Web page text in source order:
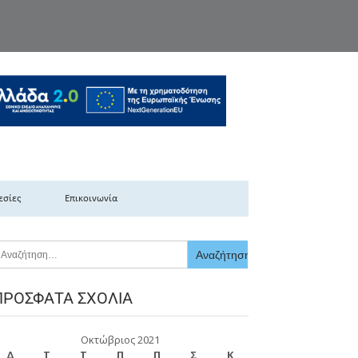
Ελλάδας
Επικοινωνία
ΣΧΌΛΙΑ
Οκτώβριος 2021
Δ
Τ Τ Π Π Σ
Κ